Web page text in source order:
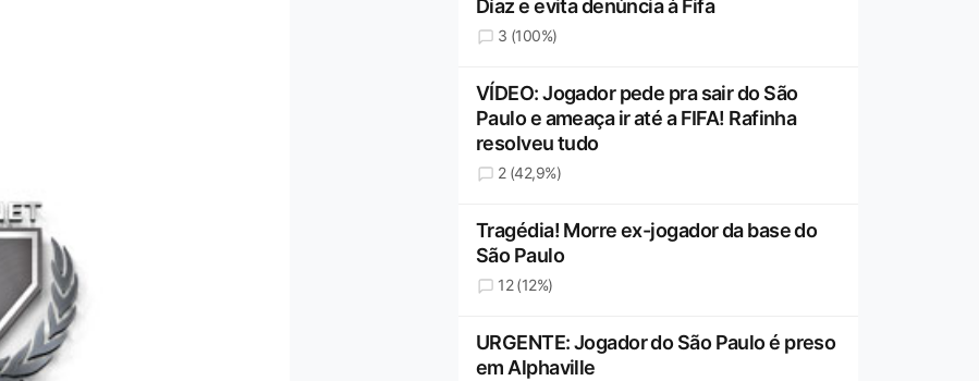
Díaz e evita denúncia à Fifa
3 (100%)
VÍDEO: Jogador pede pra sair do São
Paulo e ameaça ir até a FIFA! Rafinha
resolveu tudo
2 (42,9%)
Tragédia! Morre ex-jogador da base do
São Paulo
12 (12%)
URGENTE: Jogador do São Paulo é preso
em Alphaville